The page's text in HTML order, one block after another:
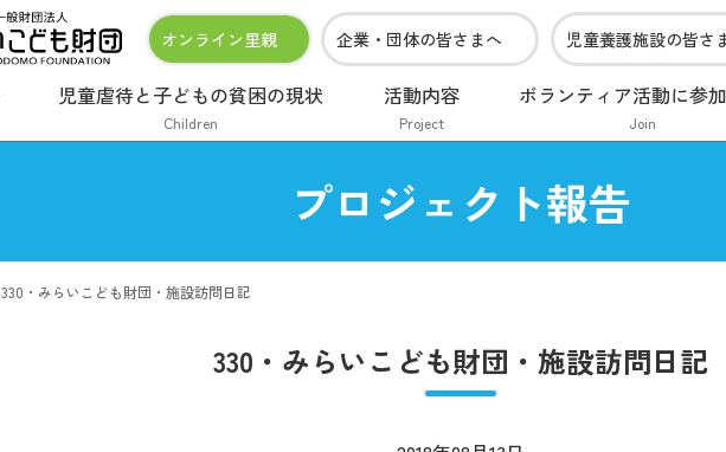
オンライン里親 企業・団体の皆さまへ 児童養護施設の皆さ
児童虐待と子どもの貧困の現状
Children
活動内容
Project
ボランティア活動に参
Join
プロジェクト報告
330・みらいこども財団・施設訪問日記
330・みらいこども財団・施設訪問日記